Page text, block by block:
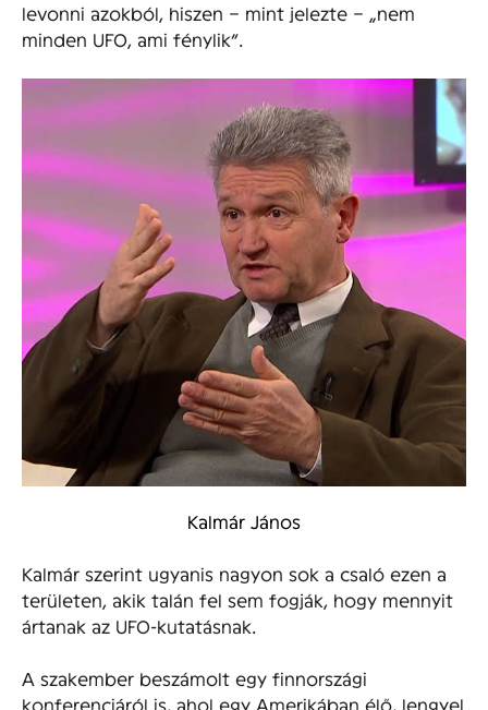
levonni azokból, hiszen – mint jelezte – „nem
minden UFO, ami fénylik”.
Kalmár János
Kalmár szerint ugyanis nagyon sok a csaló ezen a
területen, akik talán fel sem fogják, hogy mennyit
ártanak az UFO-kutatásnak.
A szakember beszámolt egy finnországi
konferenciáról is, ahol egy Amerikában élő, lengyel